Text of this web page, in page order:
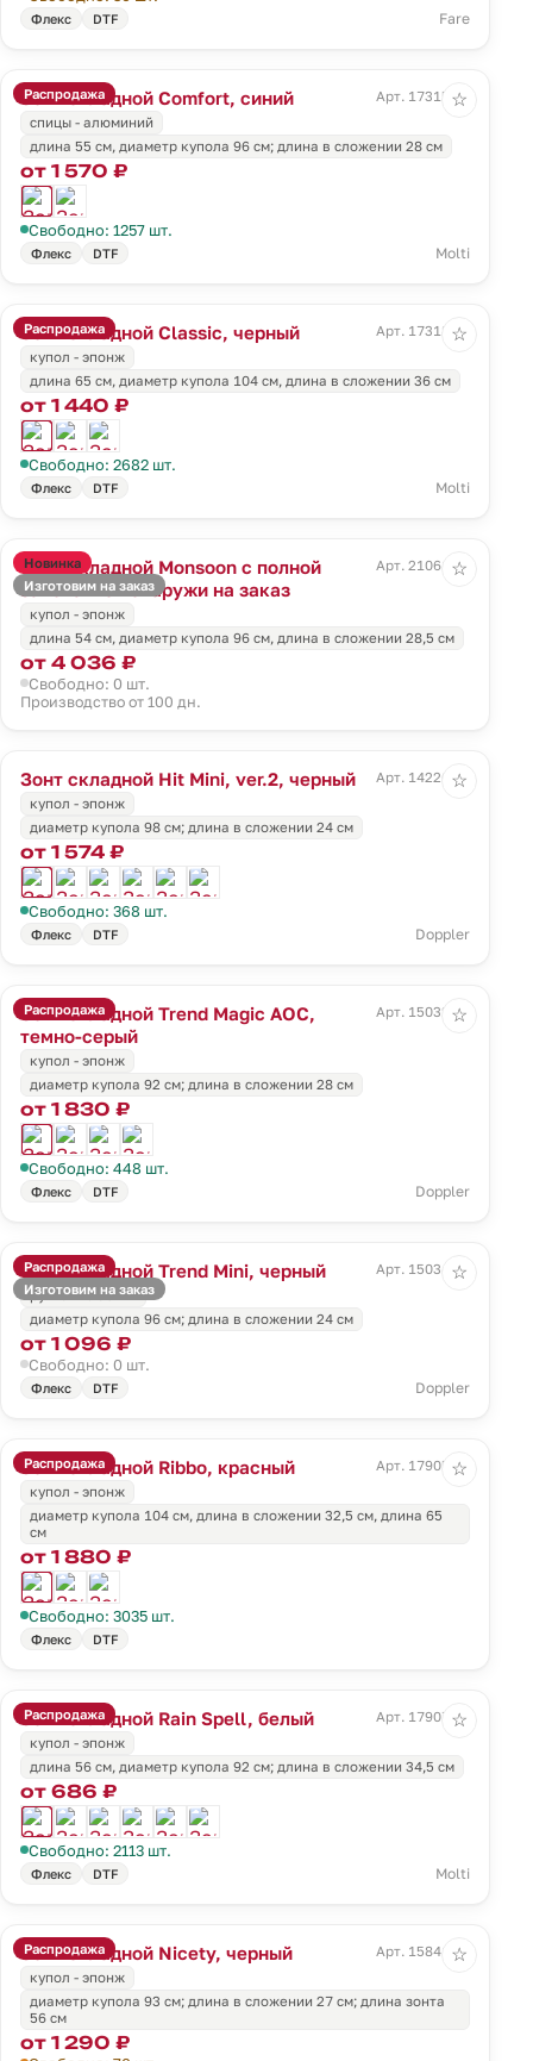
Флекс DTF Fare
Распродажа
Зонт складной Comfort, синий
Арт. 17315.41
спицы - алюминий
длина 55 см, диаметр купола 96 см; длина в сложении 28 см
от 1 570 ₽
Свободно: 1257 шт.
Флекс DTF Molti
☆
Распродажа
Зонт складной Classic, черный
Арт. 17318.30
купол - эпонж
длина 65 см, диаметр купола 104 см, длина в сложении 36 см
от 1 440 ₽
Свободно: 2682 шт.
Флекс DTF Molti
☆
Новинка
Изготовим на заказ
Зонт складной Monsoon с полной
запечаткой снаружи на заказ
Арт. 21061.00
купол - эпонж
длина 54 см, диаметр купола 96 см, длина в сложении 28,5 см
от 4 036 ₽
Свободно: 0 шт.
Производство от 100 дн.
☆
Зонт складной Hit Mini, ver.2, черный
Арт. 14226.30
купол - эпонж
диаметр купола 98 см; длина в сложении 24 см
от 1 574 ₽
Свободно: 368 шт.
Флекс DTF Doppler
☆
Распродажа
Зонт складной Trend Magic AOC,
темно-серый
Арт. 15032.13
купол - эпонж
диаметр купола 92 см; длина в сложении 28 см
от 1 830 ₽
Свободно: 448 шт.
Флекс DTF Doppler
☆
Распродажа
Изготовим на заказ
Зонт складной Trend Mini, черный
Арт. 15034.30
ручка - пластик
диаметр купола 96 см; длина в сложении 24 см
от 1 096 ₽
Свободно: 0 шт.
Флекс DTF Doppler
☆
Распродажа
Зонт складной Ribbo, красный
Арт. 17905.50
купол - эпонж
диаметр купола 104 см, длина в сложении 32,5 см, длина 65
см
от 1 880 ₽
Свободно: 3035 шт.
Флекс DTF
☆
Распродажа
Зонт складной Rain Spell, белый
Арт. 17907.60
купол - эпонж
длина 56 см, диаметр купола 92 см; длина в сложении 34,5 см
от 686 ₽
Свободно: 2113 шт.
Флекс DTF Molti
☆
Распродажа
Зонт складной Nicety, черный
Арт. 15841.30
купол - эпонж
диаметр купола 93 см; длина в сложении 27 см; длина зонта
56 см
от 1 290 ₽
☆